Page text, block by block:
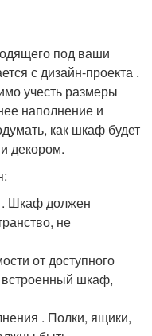
под ваши
с дизайн-проекта .
учесть размеры
наполнение и
как шкаф будет
декором.
. Шкаф должен
не
от доступного
шкаф,
. Полки, ящики,